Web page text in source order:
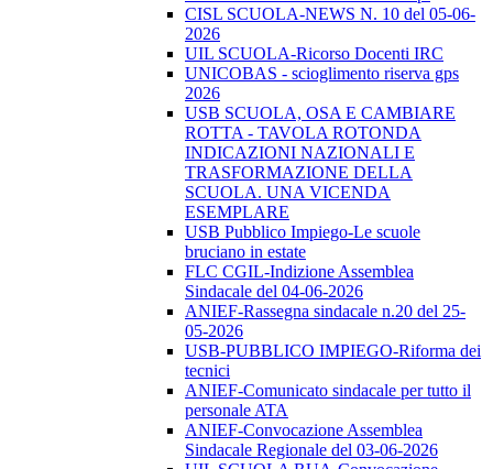
CISL SCUOLA-NEWS N. 10 del 05-06-
2026
UIL SCUOLA-Ricorso Docenti IRC
UNICOBAS - scioglimento riserva gps
2026
USB SCUOLA, OSA E CAMBIARE
ROTTA - TAVOLA ROTONDA
INDICAZIONI NAZIONALI E
TRASFORMAZIONE DELLA
SCUOLA. UNA VICENDA
ESEMPLARE
USB Pubblico Impiego-Le scuole
bruciano in estate
FLC CGIL-Indizione Assemblea
Sindacale del 04-06-2026
ANIEF-Rassegna sindacale n.20 del 25-
05-2026
USB-PUBBLICO IMPIEGO-Riforma dei
tecnici
ANIEF-Comunicato sindacale per tutto il
personale ATA
ANIEF-Convocazione Assemblea
Sindacale Regionale del 03-06-2026